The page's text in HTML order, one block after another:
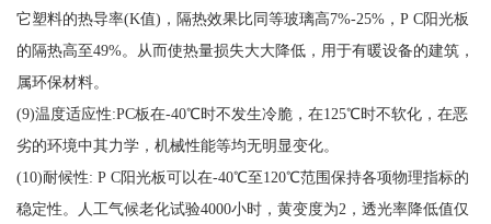
它塑料的热导率(K值)，隔热效果比同等玻璃高7%-25%，P C阳光板
的隔热高至49%。从而使热量损失大大降低，用于有暖设备的建筑，
属环保材料。
(9)温度适应性:PC板在-40℃时不发生冷脆，在125℃时不软化，在恶
劣的环境中其力学，机械性能等均无明显变化。
(10)耐候性: P C阳光板可以在-40℃至120℃范围保持各项物理指标的
稳定性。人工气候老化试验4000小时，黄变度为2，透光率降低值仅